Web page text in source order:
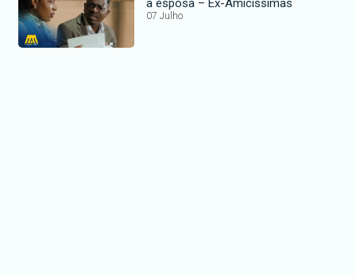
a esposa – Ex-Amicissimas
07 Julho